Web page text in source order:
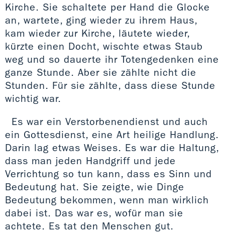
Kirche. Sie schaltete per Hand die Glocke
an, wartete, ging wieder zu ihrem Haus,
kam wieder zur Kirche, läutete wieder,
kürzte einen Docht, wischte etwas Staub
weg und so dauerte ihr Totengedenken eine
ganze Stunde. Aber sie zählte nicht die
Stunden. Für sie zählte, dass diese Stunde
wichtig war.
Es war ein Verstorbenendienst und auch
ein Gottesdienst, eine Art heilige Handlung.
Darin lag etwas Weises. Es war die Haltung,
dass man jeden Handgriff und jede
Verrichtung so tun kann, dass es Sinn und
Bedeutung hat. Sie zeigte, wie Dinge
Bedeutung bekommen, wenn man wirklich
dabei ist. Das war es, wofür man sie
achtete. Es tat den Menschen gut.